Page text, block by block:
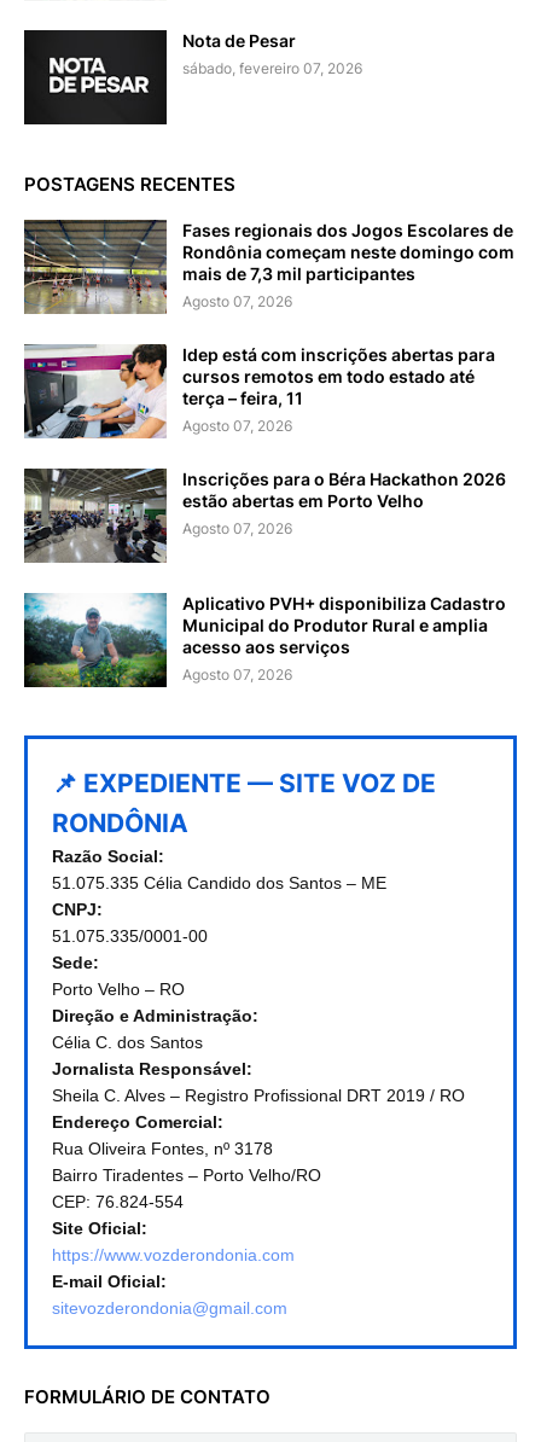
Nota de Pesar
sábado, fevereiro 07, 2026
POSTAGENS RECENTES
Fases regionais dos Jogos Escolares de
Rondônia começam neste domingo com
mais de 7,3 mil participantes
Agosto 07, 2026
Idep está com inscrições abertas para
cursos remotos em todo estado até
terça – feira, 11
Agosto 07, 2026
Inscrições para o Béra Hackathon 2026
estão abertas em Porto Velho
Agosto 07, 2026
Aplicativo PVH+ disponibiliza Cadastro
Municipal do Produtor Rural e amplia
acesso aos serviços
Agosto 07, 2026
📌 EXPEDIENTE — SITE VOZ DE
RONDÔNIA
Razão Social:
51.075.335 Célia Candido dos Santos – ME
CNPJ:
51.075.335/0001-00
Sede:
Porto Velho – RO
Direção e Administração:
Célia C. dos Santos
Jornalista Responsável:
Sheila C. Alves – Registro Profissional DRT 2019 / RO
Endereço Comercial:
Rua Oliveira Fontes, nº 3178
Bairro Tiradentes – Porto Velho/RO
CEP: 76.824-554
Site Oficial:
https://www.vozderondonia.com
E-mail Oficial:
sitevozderondonia@gmail.com
FORMULÁRIO DE CONTATO